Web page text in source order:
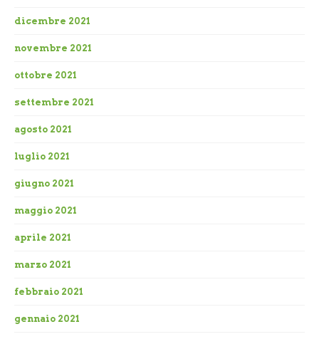
dicembre 2021
novembre 2021
ottobre 2021
settembre 2021
agosto 2021
luglio 2021
giugno 2021
maggio 2021
aprile 2021
marzo 2021
febbraio 2021
gennaio 2021